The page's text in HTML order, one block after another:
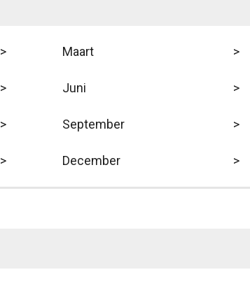
> Maart >
> Juni >
> September >
> December >